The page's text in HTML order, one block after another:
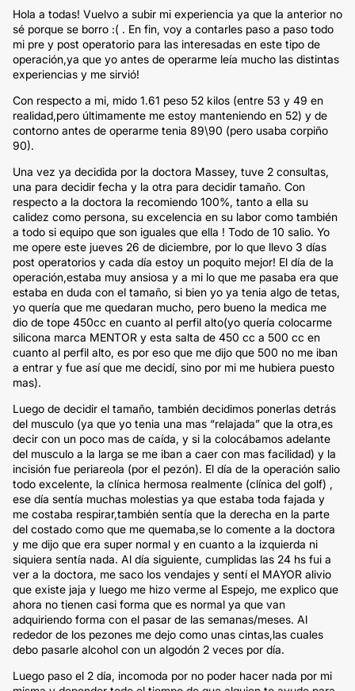
Hola a todas! Vuelvo a subir mi experiencia ya que la anterior no
sé porque se borro :( . En fin, voy a contarles paso a paso todo
mi pre y post operatorio para las interesadas en este tipo de
operación,ya que yo antes de operarme leía mucho las distintas
experiencias y me sirvió!
Con respecto a mi, mido 1.61 peso 52 kilos (entre 53 y 49 en
realidad,pero últimamente me estoy manteniendo en 52) y de
contorno antes de operarme tenia 89\90 (pero usaba corpiño
90).
Una vez ya decidida por la doctora Massey, tuve 2 consultas,
una para decidir fecha y la otra para decidir tamaño. Con
respecto a la doctora la recomiendo 100%, tanto a ella su
calidez como persona, su excelencia en su labor como también
a todo si equipo que son iguales que ella ! Todo de 10 salio. Yo
me opere este jueves 26 de diciembre, por lo que llevo 3 días
post operatorios y cada día estoy un poquito mejor! El día de la
operación,estaba muy ansiosa y a mi lo que me pasaba era que
estaba en duda con el tamaño, si bien yo ya tenia algo de tetas,
yo quería que me quedaran mucho, pero bueno la medica me
dio de tope 450cc en cuanto al perfil alto(yo quería colocarme
silicona marca MENTOR y esta salta de 450 cc a 500 cc en
cuanto al perfil alto, es por eso que me dijo que 500 no me iban
a entrar y fue así que me decidí, sino por mi me hubiera puesto
mas).
Luego de decidir el tamaño, también decidimos ponerlas detrás
del musculo (ya que yo tenia una mas “relajada” que la otra,es
decir con un poco mas de caída, y si la colocábamos adelante
del musculo a la larga se me iban a caer con mas facilidad) y la
incisión fue periareola (por el pezón). El día de la operación salio
todo excelente, la clínica hermosa realmente (clínica del golf) ,
ese día sentía muchas molestias ya que estaba toda fajada y
me costaba respirar,también sentía que la derecha en la parte
del costado como que me quemaba,se lo comente a la doctora
y me dijo que era super normal y en cuanto a la izquierda ni
siquiera sentía nada. Al día siguiente, cumplidas las 24 hs fui a
ver a la doctora, me saco los vendajes y sentí el MAYOR alivio
que existe jaja y luego me hizo verme al Espejo, me explico que
ahora no tienen casi forma que es normal ya que van
adquiriendo forma con el pasar de las semanas/meses. Al
rededor de los pezones me dejo como unas cintas,las cuales
debo pasarle alcohol con un algodón 2 veces por día.
Luego paso el 2 día, incomoda por no poder hacer nada por mi